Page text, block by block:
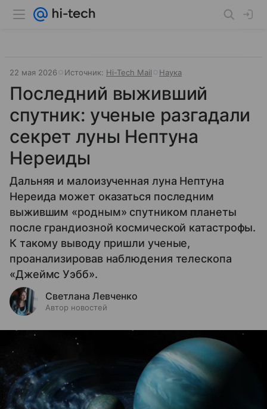
22 мая 2026 Источник: Hi-Tech Mail Наука
Последний выживший
спутник: ученые разгадали
секрет луны Нептуна
Нереиды
Дальняя и малоизученная луна Нептуна
Нереида может оказаться последним
выжившим «родным» спутником планеты
после грандиозной космической катастрофы.
К такому выводу пришли ученые,
проанализировав наблюдения телескопа
«Джеймс Уэбб».
Светлана Левченко
Автор новостей